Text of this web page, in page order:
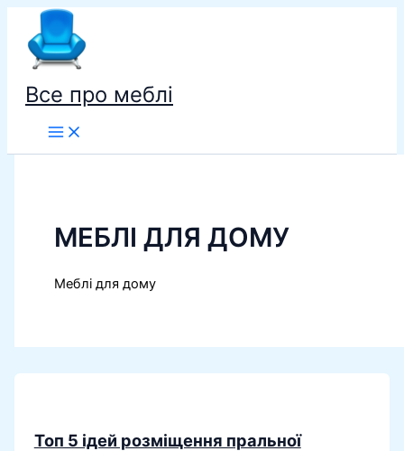
Перейти
вмісту
Все про меблі
МЕБЛІ ДЛЯ ДОМУ
Меблі для дому
Топ 5 ідей розміщення пральної